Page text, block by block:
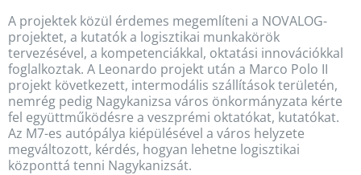
A projektek közül érdemes megemlíteni a NOVALOG-
projektet, a kutatók a logisztikai munkakörök
tervezésével, a kompetenciákkal, oktatási innovációkkal
foglalkoztak. A Leonardo projekt után a Marco Polo II
projekt következett, intermodális szállítások területén,
nemrég pedig Nagykanizsa város önkormányzata kérte
fel együttműködésre a veszprémi oktatókat, kutatókat.
Az M7-es autópálya kiépülésével a város helyzete
megváltozott, kérdés, hogyan lehetne logisztikai
központtá tenni Nagykanizsát.